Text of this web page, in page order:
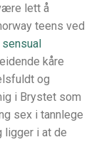
lett å
teens ved
sensual
kåre
og
i Brystet som
sex i tannlege
ligger i at de